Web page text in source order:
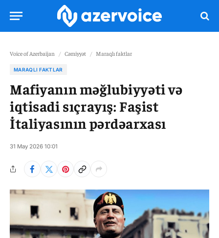
Voice of Azerbaijan / Cəmiyyət / Maraqlı faktlar
MARAQLI FAKTLAR
Mafiyanın məğlubiyyəti və
iqtisadi sıçrayış: Faşist
İtaliyasının pərdəarxası
31 May 2026 10:01